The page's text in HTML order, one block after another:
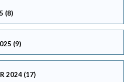
(8)
(9)
2024 (17)